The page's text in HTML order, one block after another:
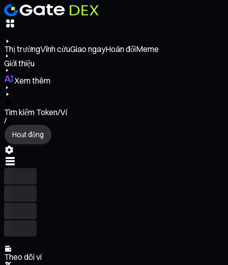
Thị trườngVĩnh cửuGiao ngayHoán đổiMeme
Giới thiệu
Xem thêm
Tìm kiếm Token/Ví
/
Hoạt động
Theo dõi ví